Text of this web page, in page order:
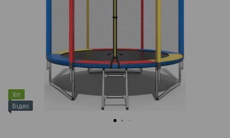
Хіт
Відео